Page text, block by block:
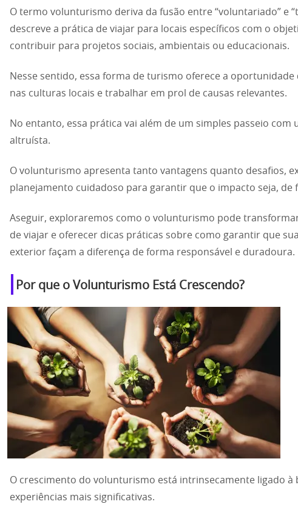
O termo volunturismo deriva da fusão entre “voluntariado” e
descreve a prática de viajar para locais específicos com o
contribuir para projetos sociais, ambientais ou educacionais.
Nesse sentido, essa forma de turismo oferece a
nas culturas locais e trabalhar em prol de causas relevantes.
No entanto, essa prática vai além de um simples passeio com
altruísta.
O volunturismo apresenta tanto vantagens quanto desafios,
planejamento cuidadoso para garantir que o impacto seja, de
Aseguir, exploraremos como o volunturismo pode
de viajar e oferecer dicas práticas sobre como garantir que
exterior façam a diferença de forma responsável e duradoura.
Por que o Volunturismo Está Crescendo?
O crescimento do volunturismo está intrinsecamente ligado à
experiências mais significativas.